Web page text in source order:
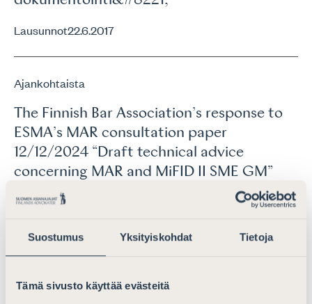
Suostumus Yksityiskohdat Tietoja
Tämä sivusto käyttää evästeitä
Lausunnot22.6.2017
Ajankohtaista
The Finnish Bar Association’s response to
ESMA’s MAR consultation paper
12/12/2024 “Draft technical advice
concerning MAR and MiFID II SME GM”
Lausunnot
Ajankohtaista
Lausunto työryhmän mietinnöstä